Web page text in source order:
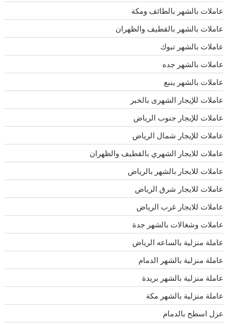
عاملات بالشهر بالطائف ومكة
عاملات بالشهر بالقطيف والظهران
عاملات بالشهر تبوك
عاملات بالشهر جده
عاملات بالشهر ينبع
عاملات للإيجار الشهرى بالخبر
عاملات للإيجار جنوب الرياض
عاملات للإيجار شمال الرياض
عاملات للايجار الشهري بالقطيف والظهران
عاملات للايجار بالشهر بالرياض
عاملات للايجار شرق الرياض
عاملات للايجار غرب الرياض
عاملات وشغالات بالشهر جدة
عاملة منزلية بالساعه الرياض
عاملة منزلية بالشهر الدمام
عاملة منزلية بالشهر بريدة
عاملة منزلية بالشهر مكة
عزل اسطح بالدمام